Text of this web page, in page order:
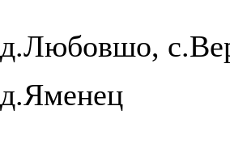
д.Любовшо,
д.Яменец